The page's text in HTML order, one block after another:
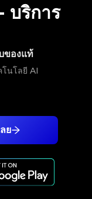
ย
ของแท้
นโลยี AI
บริการ